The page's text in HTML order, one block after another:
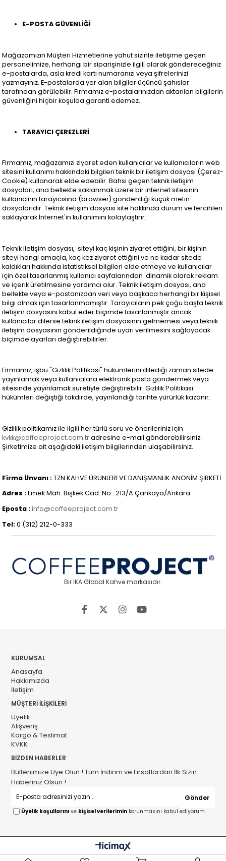
E-POSTA GÜVENLİĞİ
Mağazamızın Müşteri Hizmetlerine yahut sizinle iletişime geçen
personelimize, herhangi bir siparişinizle ilgili olarak göndereceğiniz
e-postalarda, asla kredi kartı numaranızı veya şifrelerinizi
yazmayınız. E-postalarda yer alan bilgiler üçüncü şahıslar
tarafından görülebilir. Firmamız e-postalarınızdan aktarılan bilgilerin
güvenliğini hiçbir koşulda garanti edemez.
TARAYICI ÇEREZLERİ
Firmamız, mağazamızı ziyaret eden kullanıcılar ve kullanıcıların web
sitesini kullanımı hakkındaki bilgileri teknik bir iletişim dosyası (Çerez-
Cookie) kullanarak elde edebilir. Bahsi geçen teknik iletişim
dosyaları, ana bellekte saklanmak üzere bir internet sitesinin
kullanıcının tarayıcısına (browser) gönderdiği küçük metin
dosyalarıdır. Teknik iletişim dosyası site hakkında durum ve tercihleri
saklayarak İnternet'in kullanımını kolaylaştırır.
Teknik iletişim dosyası, siteyi kaç kişinin ziyaret ettiğini, bir kişinin
siteyi hangi amaçla, kaç kez ziyaret ettiğini ve ne kadar sitede
kaldıkları hakkında istatistiksel bilgileri elde etmeye ve kullanıcılar
için özel tasarlanmış kullanıcı sayfalarından dinamik olarak reklam
ve içerik üretilmesine yardımcı olur. Teknik iletişim dosyası, ana
bellekte veya e-postanızdan veri veya başkaca herhangi bir kişisel
bilgi almak için tasarlanmamıştır. Tarayıcıların pek çoğu başta teknik
iletişim dosyasını kabul eder biçimde tasarlanmıştır ancak
kullanıcılar dilerse teknik iletişim dosyasının gelmemesi veya teknik
iletişim dosyasının gönderildiğinde uyarı verilmesini sağlayacak
biçimde ayarları değiştirebilirler.
Firmamız, işbu "Gizlilik Politikası" hükümlerini dilediği zaman sitede
yayınlamak veya kullanıcılara elektronik posta göndermek veya
sitesinde yayınlamak suretiyle değiştirebilir. Gizlilik Politikası
hükümleri değiştiği takdirde, yayınlandığı tarihte yürürlük kazanır.
Gizlilik politikamız ile ilgili her türlü soru ve önerileriniz için
kvkk@coffeeproject.com.tradresine e-mail gönderebilirsiniz.
Şirketimize ait aşağıdaki iletişim bilgilerinden ulaşabilirsiniz.
Firma Ünvanı :TZN KAHVE ÜRÜNLERİ VE DANIŞMANLIK ANONİM ŞİRKETİ
Adres :Emek Mah. Bişkek Cad. No : 213/A Çankaya/Ankara
Eposta : info@coffeeproject.com.tr
Tel:0 (312) 212-0-333
Bir İKA Global Kahve markasıdır.
KURUMSAL
Anasayfa
Hakkımızda
İletişim
MÜŞTERİ İLİŞKİLERİ
Üyelik
Alışveriş
Kargo & Teslimat
KVKK
BİZDEN HABERLER
Bültenimize Üye Olun ! Tüm İndirim ve Fırsatlardan İlk Sizin
Haberiniz Olsun !
Gönder
Üyelik koşullarını ve kişisel verilerimin korunmasını kabul ediyorum.